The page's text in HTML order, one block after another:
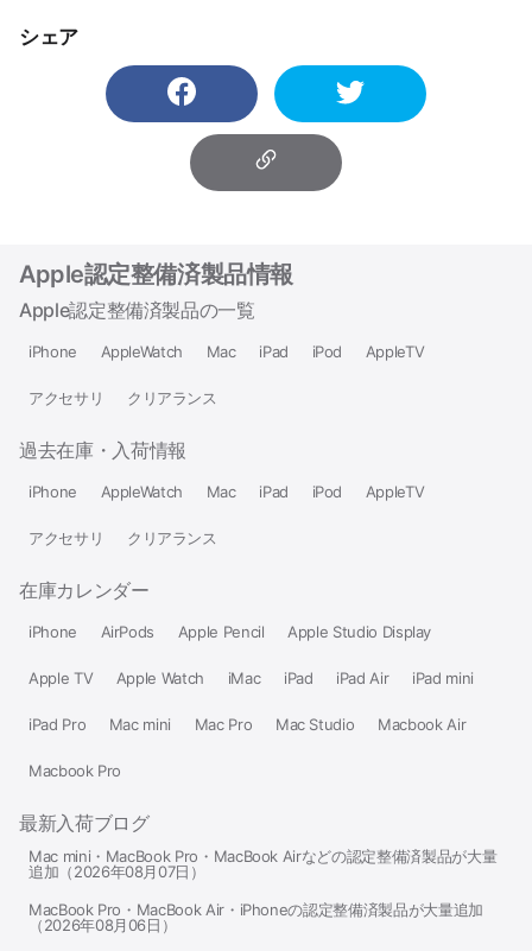
シェア
Apple認定整備済製品情報
Apple認定整備済製品の一覧
iPhone AppleWatch Mac iPad iPod AppleTV
アクセサリ クリアランス
過去在庫・入荷情報
iPhone AppleWatch Mac iPad iPod AppleTV
アクセサリ クリアランス
在庫カレンダー
iPhone AirPods Apple Pencil Apple Studio Display
Apple TV Apple Watch iMac iPad iPad Air iPad mini
iPad Pro Mac mini Mac Pro Mac Studio Macbook Air
Macbook Pro
最新入荷ブログ
Mac mini・MacBook Pro・MacBook Airなどの認定整備済製品が大量
追加（2026年08月07日）
MacBook Pro・MacBook Air・iPhoneの認定整備済製品が大量追加
（2026年08月06日）